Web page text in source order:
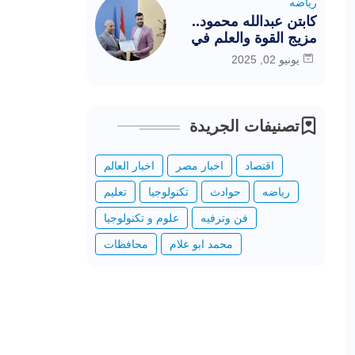
كابتن عبدالله محمود..
مزيج القوة والعلم في
خدمة الرياضة المصرية
يونيو 02, 2025
تصنيفات الجريدة
اخبار العالم اخبار مصر اقتصاد
تعليم تكنولوجيا حوادث رياضه
علوم و تكنولوجيا فن وترفيه
محافظات محمد ابو علام